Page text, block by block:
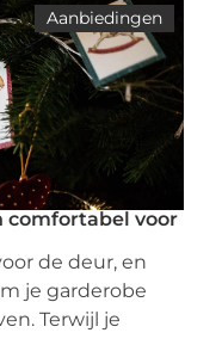
Aanbiedingen
comfortabel voor
de deur, en
je garderobe
Terwijl je